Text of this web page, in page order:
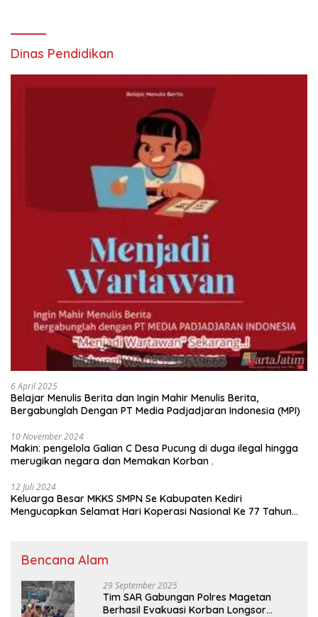
Dinas Pendidikan
6 April 2025
Belajar Menulis Berita dan Ingin Mahir Menulis Berita,
Bergabunglah Dengan PT Media Padjadjaran Indonesia (MPI)
10 November 2024
Makin: pengelola Galian C Desa Pucung di duga ilegal hingga
merugikan negara dan Memakan Korban .
12 Juli 2024
Keluarga Besar MKKS SMPN Se Kabupaten Kediri
Mengucapkan Selamat Hari Koperasi Nasional Ke 77 Tahun
Bencana Alam
29 September 2025
Tim SAR Gabungan Polres Magetan
Berhasil Evakuasi Korban Longsor